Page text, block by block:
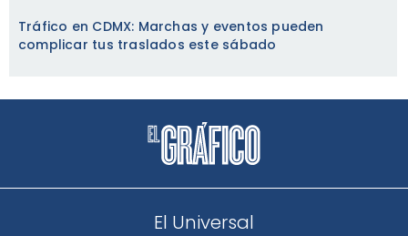
Tráfico en CDMX: Marchas y eventos pueden
complicar tus traslados este sábado
El Universal